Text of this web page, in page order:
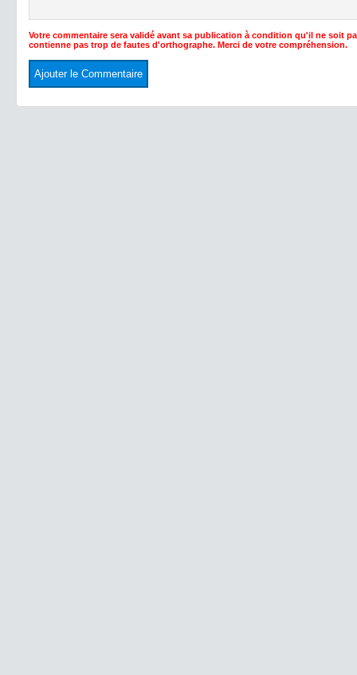
Votre commentaire sera validé avant sa publication à condition qu'il ne soit
contienne pas trop de fautes d'orthographe. Merci de votre compréhension.